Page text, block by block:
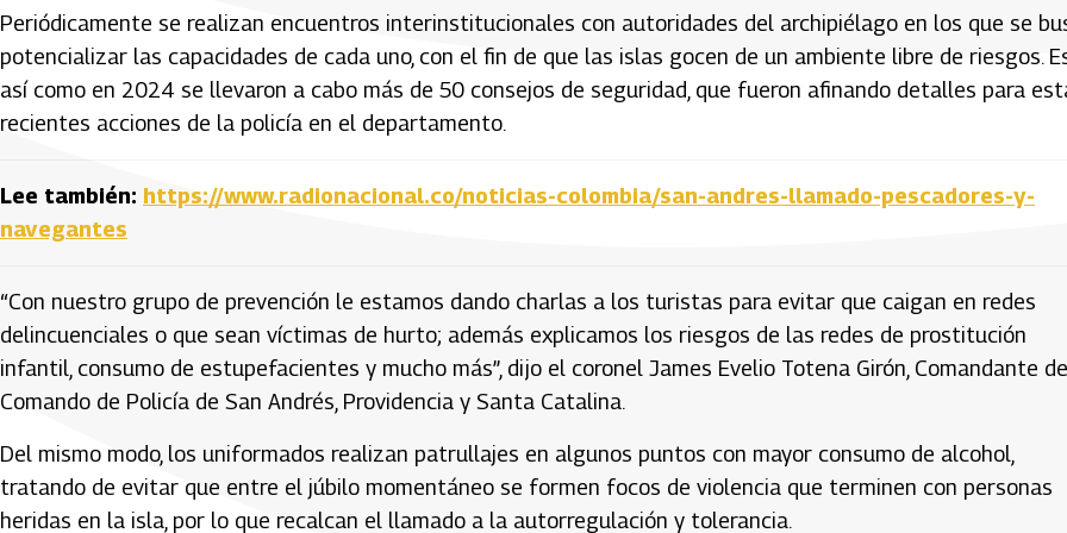
Periódicamente se realizan encuentros interinstitucionales con autoridades del archipiélago en los que se
potencializar las capacidades de cada uno, con el fin de que las islas gocen de un ambiente libre de riesgos.
así como en 2024 se llevaron a cabo más de 50 consejos de seguridad, que fueron afinando detalles para
recientes acciones de la policía en el departamento.
Lee también: https://www.radionacional.co/noticias-colombia/san-andres-llamado-pescadores-y-
navegantes
“Con nuestro grupo de prevención le estamos dando charlas a los turistas para evitar que caigan en redes
delincuenciales o que sean víctimas de hurto; además explicamos los riesgos de las redes de prostitución
infantil, consumo de estupefacientes y mucho más”, dijo el coronel James Evelio Totena Girón, Comandante
Comando de Policía de San Andrés, Providencia y Santa Catalina.
Del mismo modo, los uniformados realizan patrullajes en algunos puntos con mayor consumo de alcohol,
tratando de evitar que entre el júbilo momentáneo se formen focos de violencia que terminen con personas
heridas en la isla, por lo que recalcan el llamado a la autorregulación y tolerancia.